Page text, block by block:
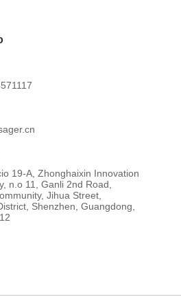
19-A, Zhonghaixin Innovation
n.o 11, Ganli 2nd Road,
Jihua Street,
Shenzhen, Guangdong,